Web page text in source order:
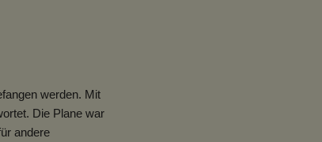
werden. Mit
Die Plane war
andere